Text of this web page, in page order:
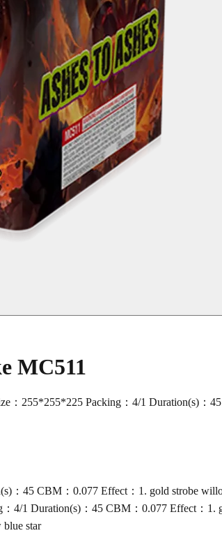
MC511
：255*255*225 Packing：4/1 Duration(s)
：45 CBM：0.077 Effect：1. gold strobe
4/1 Duration(s)：45 CBM：0.077 Effect：1.
star